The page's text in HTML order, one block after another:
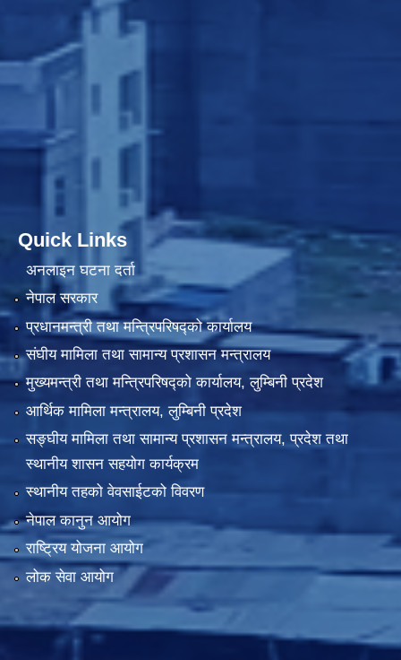
Quick Links
अनलाइन घटना दर्ता
नेपाल सरकार
प्रधानमन्त्री तथा मन्त्रिपरिषद्को कार्यालय
संघीय मामिला तथा सामान्य प्रशासन मन्त्रालय
मुख्यमन्त्री तथा मन्त्रिपरिषद्को कार्यालय, लुम्बिनी प्रदेश
आर्थिक मामिला मन्त्रालय, लुम्बिनी प्रदेश
सङ्घीय मामिला तथा सामान्य प्रशासन मन्त्रालय, प्रदेश तथा
स्थानीय शासन सहयोग कार्यक्रम
स्थानीय तहको वेवसाईटको विवरण
नेपाल कानुन आयोग
राष्ट्रिय योजना आयोग
लोक सेवा आयोग